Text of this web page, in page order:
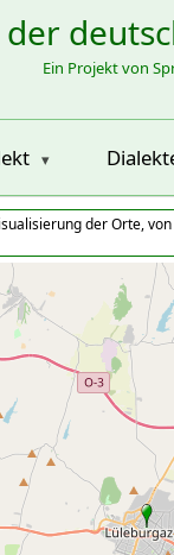
Ein Projekt von
der Orte,